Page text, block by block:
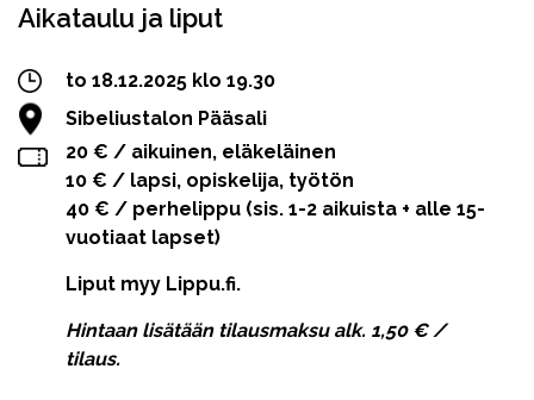
Aikataulu ja liput
to 18.12.2025 klo 19.30
Sibeliustalon Pääsali
20 € / aikuinen, eläkeläinen
10 € / lapsi, opiskelija, työtön
40 € / perhelippu (sis. 1-2 aikuista + alle 15-
vuotiaat lapset)
Liput myy Lippu.fi.
Hintaan lisätään tilausmaksu alk. 1,50 € /
tilaus.